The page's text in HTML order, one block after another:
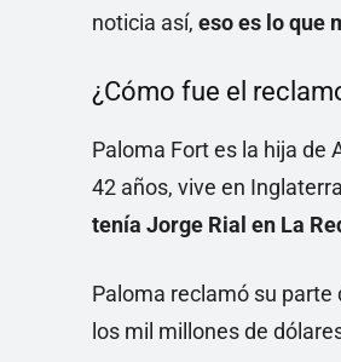
noticia así, eso es lo que
¿Cómo fue el
Paloma Fort es la hija de
42 años, vive en
tenía Jorge Rial en La
Paloma reclamó su parte
los mil millones de